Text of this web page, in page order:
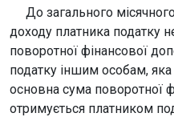
До загального
доходу платника податку
поворотної фінансової
податку іншим особам,
основна сума поворотної
отримується платником